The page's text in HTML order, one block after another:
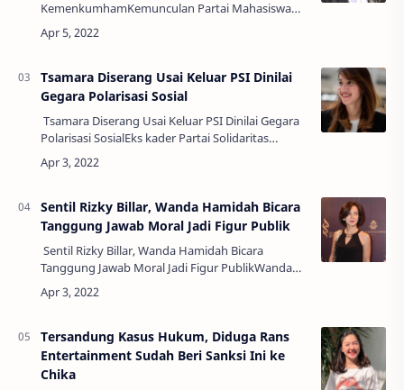
KemenkumhamKemunculan Partai Mahasiswa
Indonesia menjadi sorotan banyak kalangan. Hal
tersebut berawal dari terdaftarnya partai ba…
Tsamara Diserang Usai Keluar PSI Dinilai
Gegara Polarisasi Sosial
Tsamara Diserang Usai Keluar PSI Dinilai Gegara
Polarisasi SosialEks kader Partai Solidaritas
Indonesia (PSI) Tsamara Amany diserang
sejumlah pihak mulai SARA, kadrun hingga …
Sentil Rizky Billar, Wanda Hamidah Bicara
Tanggung Jawab Moral Jadi Figur Publik
Sentil Rizky Billar, Wanda Hamidah Bicara
Tanggung Jawab Moral Jadi Figur PublikWanda
Hamidah terbilang vokal menyampaikan kritik
buat perilaku figur publik yang tengah ramai…
Tersandung Kasus Hukum, Diduga Rans
Entertainment Sudah Beri Sanksi Ini ke
Chika